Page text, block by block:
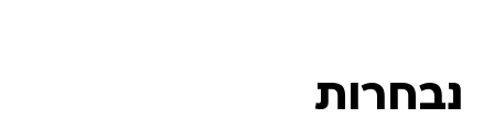
נבחרות